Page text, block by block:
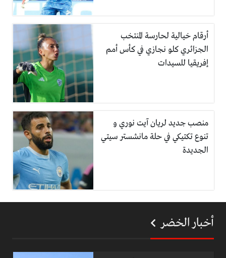
أرقام خيالية لحارسة المنتخب
الجزائري كلو نجازي في كأس أمم
إفريقيا للسيدات
منصب جديد لريان آيت نوري و
تنوع تكتيكي في حلة مانشستر سيتي
الجديدة
أخبار الخضر